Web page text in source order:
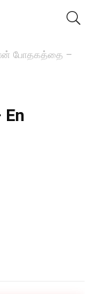
போதகத்தை –